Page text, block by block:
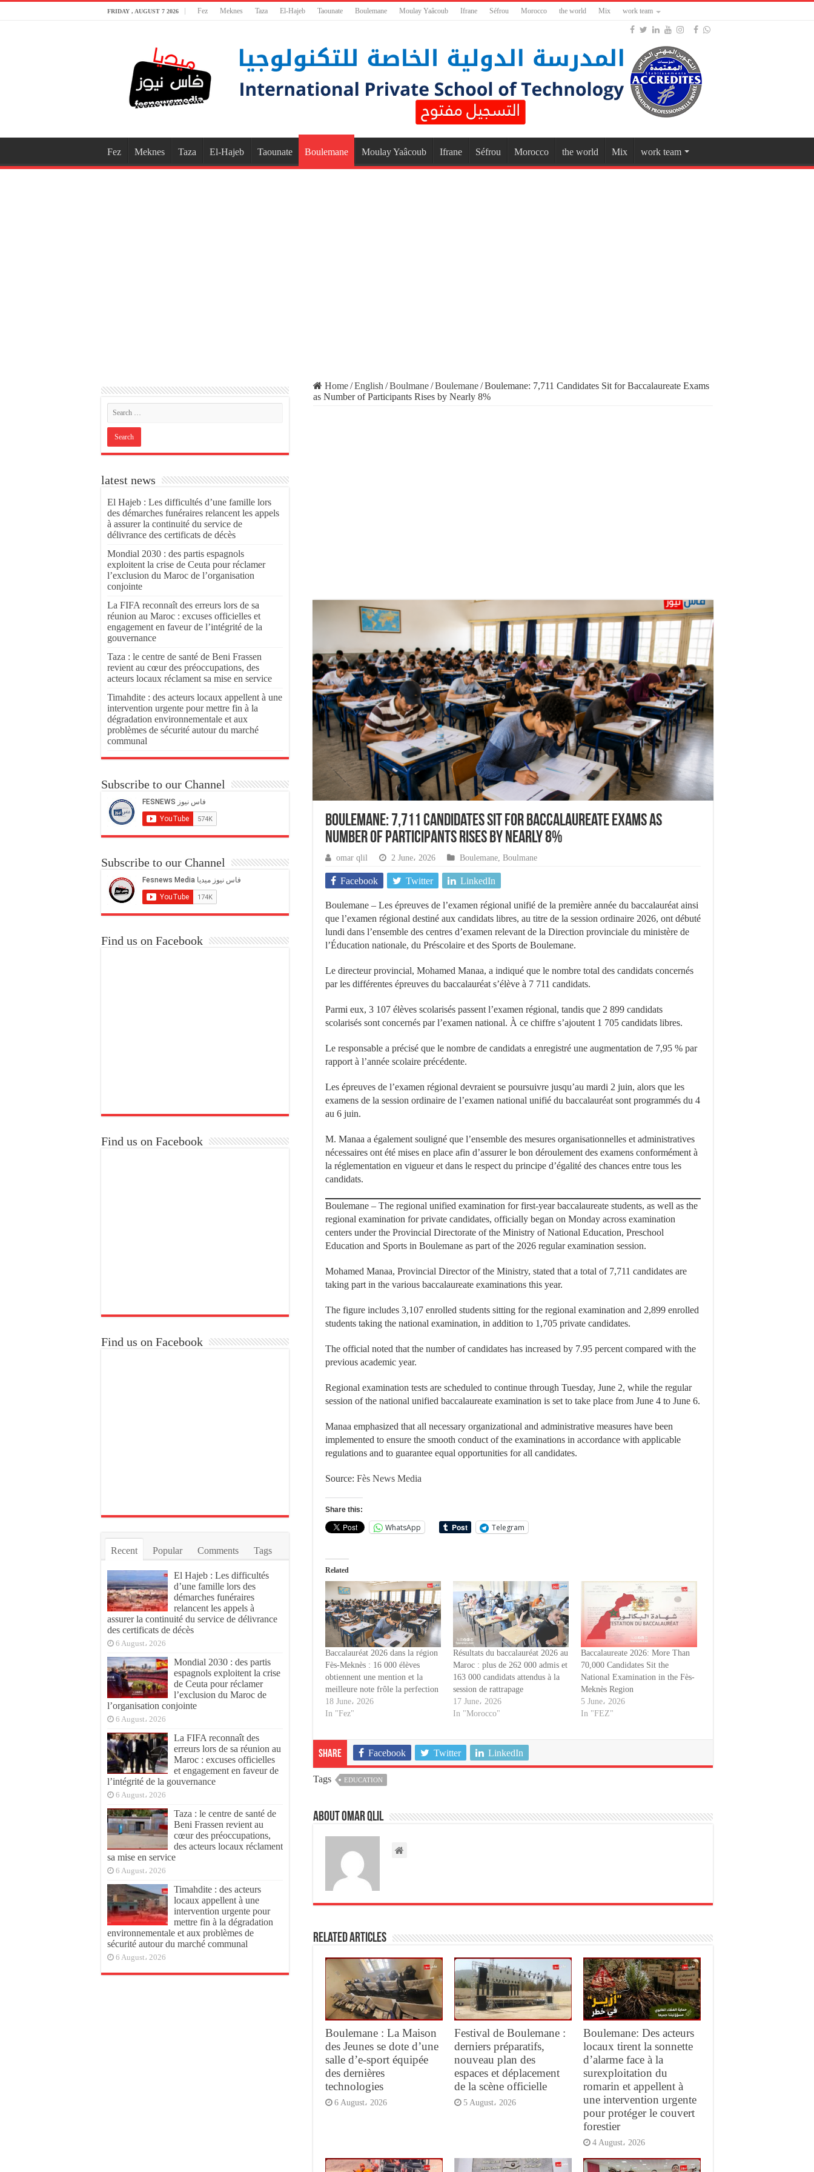
FRIDAY , AUGUST 7 2026 Fez Meknes Taza El-Hajeb Taounate Boulemane Moulay Yaâcoub Ifrane Séfrou Morocco the world Mix work team
Fez Meknes Taza El-Hajeb Taounate Boulemane Moulay Yaâcoub Ifrane Séfrou Morocco the world Mix work team
Home/English /Boulmane/Boulemane/Boulemane: 7,711 Candidates Sit for Baccalaureate Exams
as Number of Participants Rises by Nearly 8%
Boulemane: 7,711 Candidates Sit for Baccalaureate Exams as
Number of Participants Rises by Nearly 8%
omar qlil 2 June، 2026 Boulemane, Boulmane
Facebook Twitter LinkedIn
Boulemane – Les épreuves de l’examen régional unifié de la première année du baccalauréat ainsi
que l’examen régional destiné aux candidats libres, au titre de la session ordinaire 2026, ont débuté
lundi dans l’ensemble des centres d’examen relevant de la Direction provinciale du ministère de
l’Éducation nationale, du Préscolaire et des Sports de Boulemane.
Le directeur provincial, Mohamed Manaa, a indiqué que le nombre total des candidats concernés
par les différentes épreuves du baccalauréat s’élève à 7 711 candidats.
Parmi eux, 3 107 élèves scolarisés passent l’examen régional, tandis que 2 899 candidats
scolarisés sont concernés par l’examen national. À ce chiffre s’ajoutent 1 705 candidats libres.
Le responsable a précisé que le nombre de candidats a enregistré une augmentation de 7,95 % par
rapport à l’année scolaire précédente.
Les épreuves de l’examen régional devraient se poursuivre jusqu’au mardi 2 juin, alors que les
examens de la session ordinaire de l’examen national unifié du baccalauréat sont programmés du 4
au 6 juin.
M. Manaa a également souligné que l’ensemble des mesures organisationnelles et administratives
nécessaires ont été mises en place afin d’assurer le bon déroulement des examens conformément à
la réglementation en vigueur et dans le respect du principe d’égalité des chances entre tous les
candidats.
Boulemane – The regional unified examination for first-year baccalaureate students, as well as the
regional examination for private candidates, officially began on Monday across examination
centers under the Provincial Directorate of the Ministry of National Education, Preschool
Education and Sports in Boulemane as part of the 2026 regular examination session.
Mohamed Manaa, Provincial Director of the Ministry, stated that a total of 7,711 candidates are
taking part in the various baccalaureate examinations this year.
The figure includes 3,107 enrolled students sitting for the regional examination and 2,899 enrolled
students taking the national examination, in addition to 1,705 private candidates.
The official noted that the number of candidates has increased by 7.95 percent compared with the
previous academic year.
Regional examination tests are scheduled to continue through Tuesday, June 2, while the regular
session of the national unified baccalaureate examination is set to take place from June 4 to June 6.
Manaa emphasized that all necessary organizational and administrative measures have been
implemented to ensure the smooth conduct of the examinations in accordance with applicable
regulations and to guarantee equal opportunities for all candidates.
Source: Fès News Media
Share this:
WhatsApp Telegram
Related
Baccalauréat 2026 dans la région
Fès-Meknès : 16 000 élèves
obtiennent une mention et la
meilleure note frôle la perfection
18 June، 2026
In "Fez"
Résultats du baccalauréat 2026 au
Maroc : plus de 262 000 admis et
163 000 candidats attendus à la
session de rattrapage
17 June، 2026
In "Morocco"
Baccalaureate 2026: More Than
70,000 Candidates Sit the
National Examination in the Fès-
Meknès Region
5 June، 2026
In "FEZ"
Share Facebook Twitter LinkedIn
Tags EDUCATION
About omar qlil
Related Articles
Boulemane : La Maison
des Jeunes se dote d’une
salle d’e-sport équipée
des dernières
technologies
6 August، 2026
Festival de Boulemane :
derniers préparatifs,
nouveau plan des
espaces et déplacement
de la scène officielle
5 August، 2026
Boulemane: Des acteurs
locaux tirent la sonnette
d’alarme face à la
surexploitation du
romarin et appellent à
une intervention urgente
pour protéger le couvert
forestier
4 August، 2026
latest news
El Hajeb : Les difficultés d’une famille lors
des démarches funéraires relancent les appels
à assurer la continuité du service de
délivrance des certificats de décès
Mondial 2030 : des partis espagnols
exploitent la crise de Ceuta pour réclamer
l’exclusion du Maroc de l’organisation
conjointe
La FIFA reconnaît des erreurs lors de sa
réunion au Maroc : excuses officielles et
engagement en faveur de l’intégrité de la
gouvernance
Taza : le centre de santé de Beni Frassen
revient au cœur des préoccupations, des
acteurs locaux réclament sa mise en service
Timahdite : des acteurs locaux appellent à une
intervention urgente pour mettre fin à la
dégradation environnementale et aux
problèmes de sécurité autour du marché
communal
Subscribe to our Channel
Subscribe to our Channel
Find us on Facebook
Find us on Facebook
Find us on Facebook
Recent Popular Comments Tags
El Hajeb : Les difficultés
d’une famille lors des
démarches funéraires
relancent les appels à
assurer la continuité du service de délivrance
des certificats de décès
6 August، 2026
Mondial 2030 : des partis
espagnols exploitent la crise
de Ceuta pour réclamer
l’exclusion du Maroc de
l’organisation conjointe
6 August، 2026
La FIFA reconnaît des
erreurs lors de sa réunion au
Maroc : excuses officielles
et engagement en faveur de
l’intégrité de la gouvernance
6 August، 2026
Taza : le centre de santé de
Beni Frassen revient au
cœur des préoccupations,
des acteurs locaux réclament
sa mise en service
6 August، 2026
Timahdite : des acteurs
locaux appellent à une
intervention urgente pour
mettre fin à la dégradation
environnementale et aux problèmes de
sécurité autour du marché communal
6 August، 2026